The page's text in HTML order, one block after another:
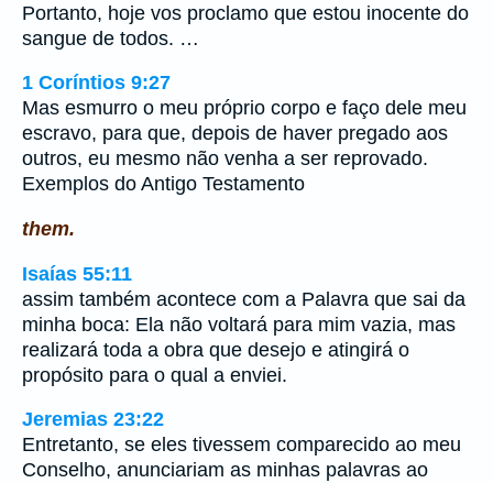
Portanto, hoje vos proclamo que estou inocente do
sangue de todos. …
1 Coríntios 9:27
Mas esmurro o meu próprio corpo e faço dele meu
escravo, para que, depois de haver pregado aos
outros, eu mesmo não venha a ser reprovado.
Exemplos do Antigo Testamento
them.
Isaías 55:11
assim também acontece com a Palavra que sai da
minha boca: Ela não voltará para mim vazia, mas
realizará toda a obra que desejo e atingirá o
propósito para o qual a enviei.
Jeremias 23:22
Entretanto, se eles tivessem comparecido ao meu
Conselho, anunciariam as minhas palavras ao